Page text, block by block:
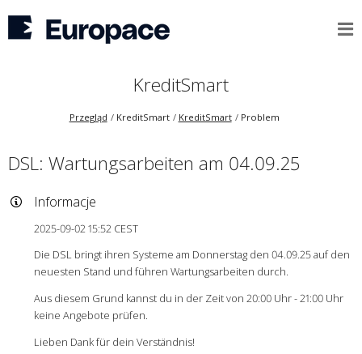
KreditSmart
Przegląd KreditSmart KreditSmart Problem
DSL: Wartungsarbeiten am 04.09.25
Informacje
2025-09-02 15:52 CEST
Die DSL bringt ihren Systeme am Donnerstag den 04.09.25 auf den
neuesten Stand und führen Wartungsarbeiten durch.
Aus diesem Grund kannst du in der Zeit von 20:00 Uhr - 21:00 Uhr
keine Angebote prüfen.
Lieben Dank für dein Verständnis!